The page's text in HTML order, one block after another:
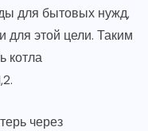
для бытовых нужд,
для этой цели. Таким
котла
через